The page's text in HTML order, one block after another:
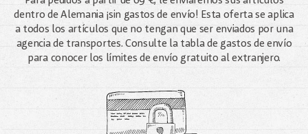
dentro de Alemania ¡sin gastos de envío! Esta oferta se aplica
a todos los artículos que no tengan que ser enviados por una
agencia de transportes. Consulte la tabla de gastos de envío
para conocer los límites de envío gratuito al extranjero.